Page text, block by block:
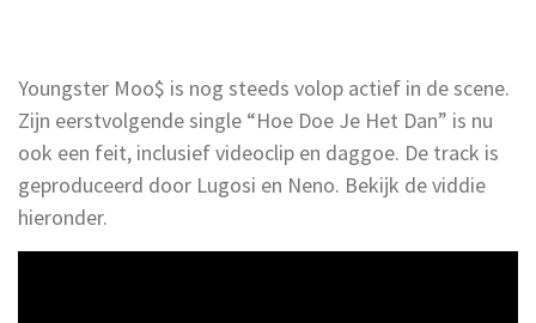
Youngster Moo$ is nog steeds volop actief in de scene.
Zijn eerstvolgende single “Hoe Doe Je Het Dan” is nu
ook een feit, inclusief videoclip en daggoe. De track is
geproduceerd door Lugosi en Neno. Bekijk de viddie
hieronder.